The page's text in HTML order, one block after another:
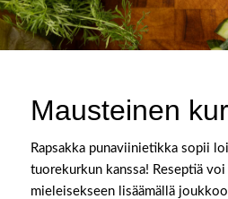
Mausteinen
Rapsakka punaviinietikka sopii
tuorekurkun kanssa! Reseptiä voi
mieleisekseen lisäämällä